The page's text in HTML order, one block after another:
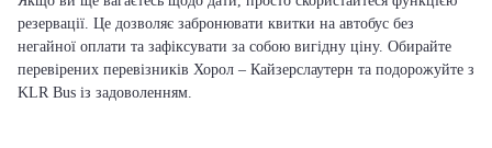
резервації. Це дозволяє забронювати квитки на автобус без
негайної оплати та зафіксувати за собою вигідну ціну. Обирайте
перевірених перевізників Хорол – Кайзерслаутерн та подорожуйте з
KLR Bus із задоволенням.